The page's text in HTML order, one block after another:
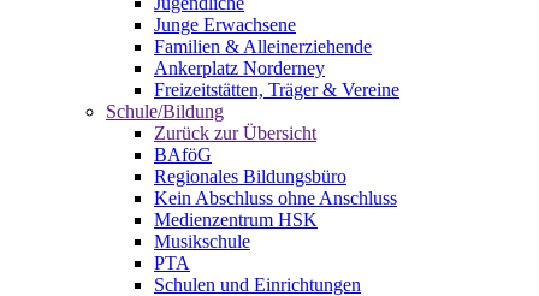
Junge Erwachsene
Familien & Alleinerziehende
Ankerplatz Norderney
Freizeitstätten, Träger & Vereine
Schule/Bildung
Zurück zur Übersicht
BAföG
Regionales Bildungsbüro
Kein Abschluss ohne Anschluss
Medienzentrum HSK
Musikschule
PTA
Schulen und Einrichtungen